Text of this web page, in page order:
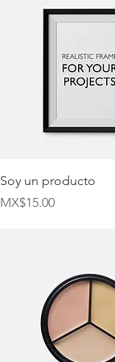
Quick View
Soy un producto
Price
MX$15.00